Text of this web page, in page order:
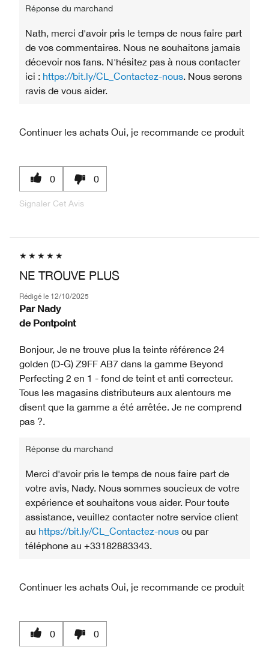
Réponse du marchand
Nath, merci d'avoir pris le temps de nous faire part
de vos commentaires. Nous ne souhaitons jamais
décevoir nos fans. N'hésitez pas à nous contacter
ici : https://bit.ly/CL_Contactez-nous . Nous serons
ravis de vous aider.
Continuer les achats Oui, je recommande ce produit
0 0
Signaler Cet Avis
NE TROUVE PLUS
Rédigé le 12/10/2025
Par Nady
de Pontpoint
Bonjour, Je ne trouve plus la teinte référence 24
golden (D-G) Z9FF AB7 dans la gamme Beyond
Perfecting 2 en 1 - fond de teint et anti correcteur.
Tous les magasins distributeurs aux alentours me
disent que la gamme a été arrêtée. Je ne comprend
pas ?.
Réponse du marchand
Merci d'avoir pris le temps de nous faire part de
votre avis, Nady. Nous sommes soucieux de votre
expérience et souhaitons vous aider. Pour toute
assistance, veuillez contacter notre service client
au https://bit.ly/CL_Contactez-nous ou par
téléphone au +33182883343.
Continuer les achats Oui, je recommande ce produit
0 0